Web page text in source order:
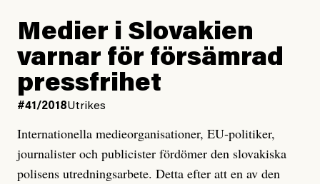
Medier i Slovakien
varnar för försämrad
pressfrihet
#41/2018Utrikes
Internationella medieorganisationer, EU-politiker,
journalister och publicister fördömer den slovakiska
polisens utredningsarbete. Detta efter att en av den